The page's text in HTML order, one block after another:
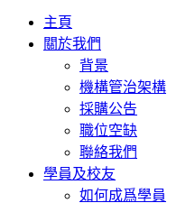
主頁
關於我們
背景
機構管治架構
採購公告
職位空缺
聯絡我們
學員及校友
如何成爲學員